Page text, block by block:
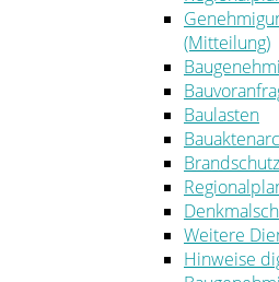
(Mitteilung)
Baulasten
Brandschutz
Weitere
Hinweise